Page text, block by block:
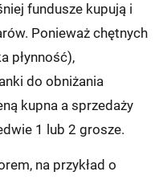
fundusze kupują i
Ponieważ chętnych
płynność),
do obniżania
kupna a sprzedaży
1 lub 2 grosze.
na przykład o